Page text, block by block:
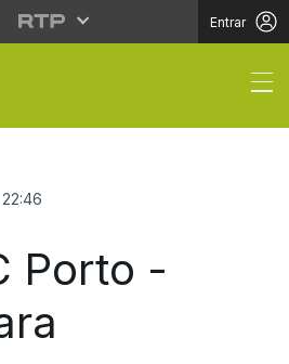
Entrar
Porto -
Porto -